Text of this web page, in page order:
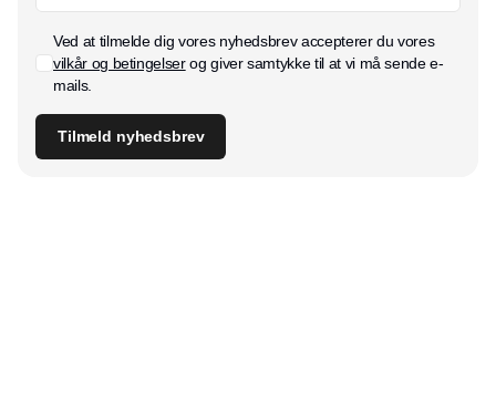
Ved at tilmelde dig vores nyhedsbrev accepterer du vores
vilkår og betingelserog giver samtykke til at vi må sende e-
mails.
Tilmeld nyhedsbrev